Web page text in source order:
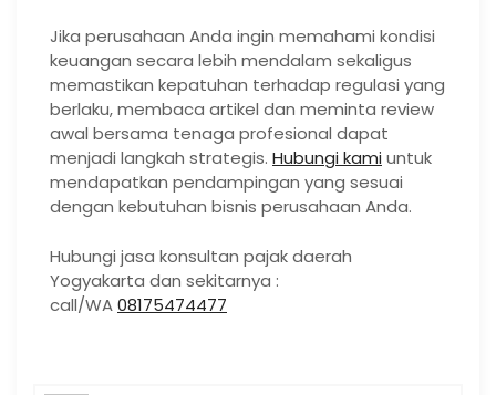
Jika perusahaan Anda ingin memahami kondisi
keuangan secara lebih mendalam sekaligus
memastikan kepatuhan terhadap regulasi yang
berlaku, membaca artikel dan meminta review
awal bersama tenaga profesional dapat
menjadi langkah strategis. Hubungi kamiuntuk
mendapatkan pendampingan yang sesuai
dengan kebutuhan bisnis perusahaan Anda.
Hubungi jasa konsultan pajak daerah
Yogyakarta dan sekitarnya :
call/WA08175474477